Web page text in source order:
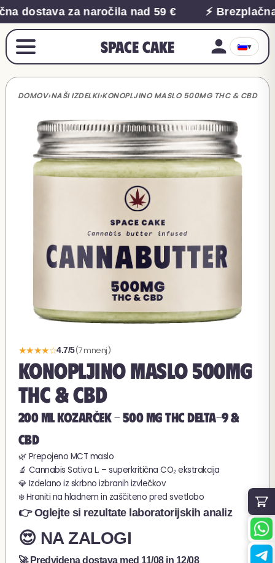
dostava za naročila nad 59 € ⚡
Space Cake ▾
DOMOV›NAŠI IZDELKI›KONOPLJINO MASLO 500MG THC & CBD
★★★★☆4.7/5(7 mnenj)
KONOPLJINO MASLO 500MG
THC & CBD
200 ML KOZARČEK - 500 MG THC Delta-9 &
CBD
🌿 Prepojeno MCT maslo
🔬 Cannabis Sativa L. – superkritična CO₂ ekstrakcija
💎 Izdelano iz skrbno izbranih izvlečkov
❄️ Hraniti na hladnem in zaščiteno pred svetlobo
👉 Oglejte si rezultate laboratorijskih analiz
😍 NA ZALOGI
🚀 Predvidena dostava med 11/08in 12/08